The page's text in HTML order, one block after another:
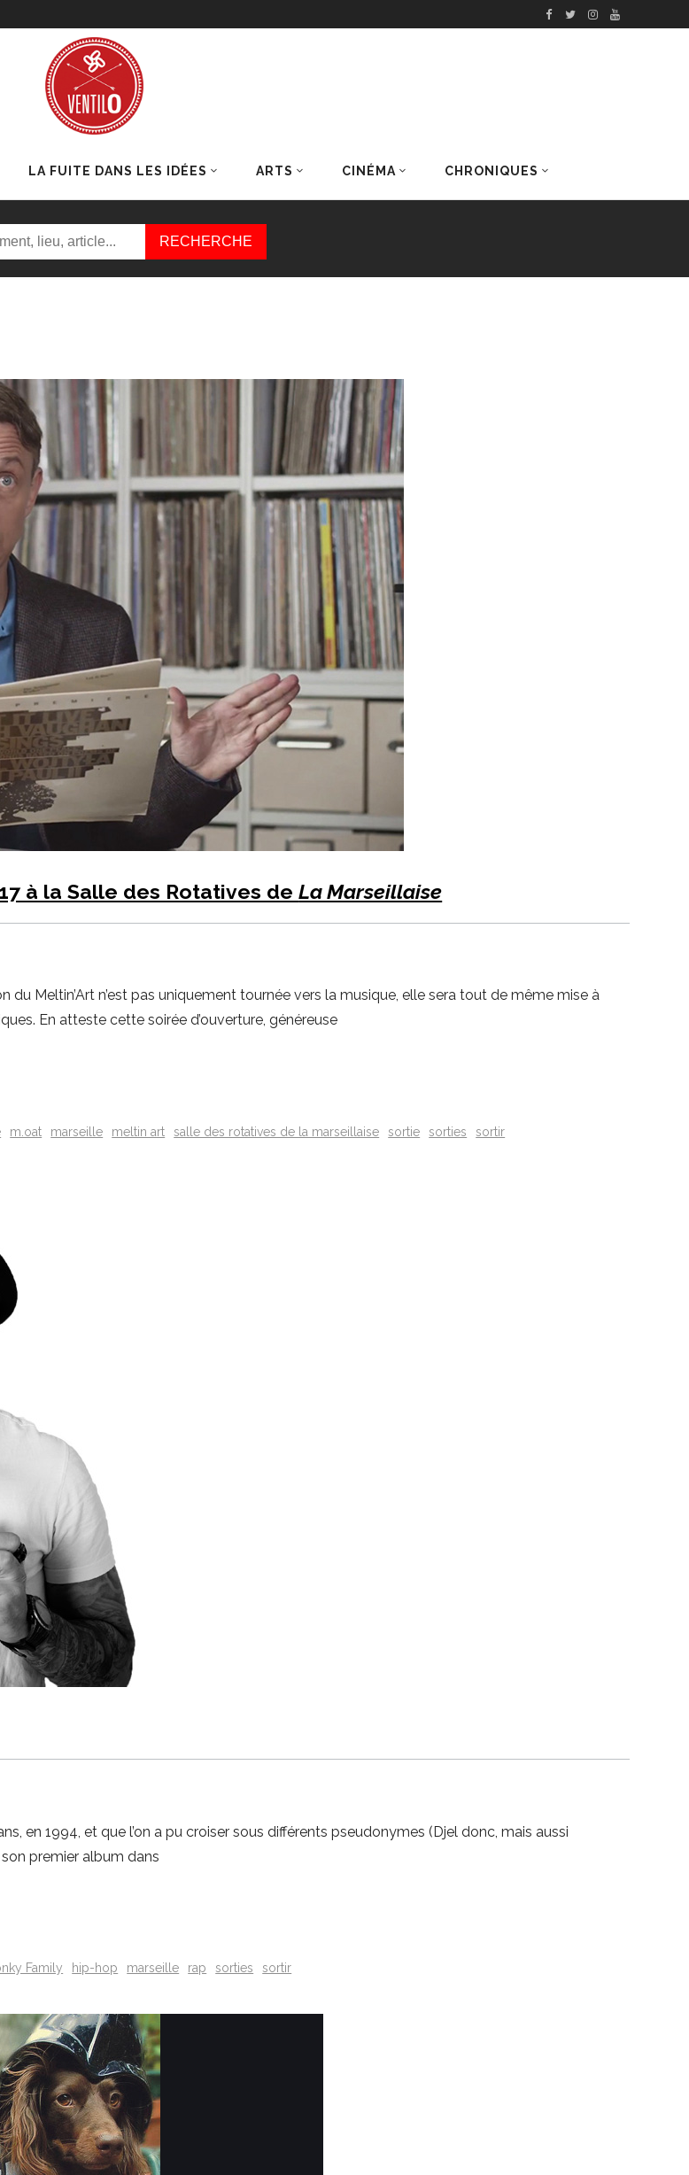
LA FUITE DANS LES IDÉES ARTS CINÉMA CHRONIQUES
DERNIERS ARTICLES
à la Salle des Rotatives deLa Marseillaise
Meltin’Art n’est pas uniquement tournée vers la musique, elle sera tout de même mise à
En atteste cette soirée d’ouverture, généreuse
m.oat marseille meltin art salle des rotatives de la marseillaise sortie sorties sortir
en 1994, et que l’on a pu croiser sous différents pseudonymes (Djel donc, mais aussi
premier album dans
Family hip-hop marseille rap sorties sortir